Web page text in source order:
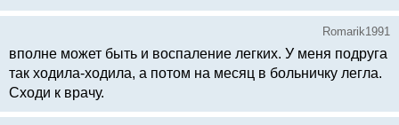
Romarik1991
вполне может быть и воспаление легких. У меня подруга
так ходила-ходила, а потом на месяц в больничку легла.
Сходи к врачу.